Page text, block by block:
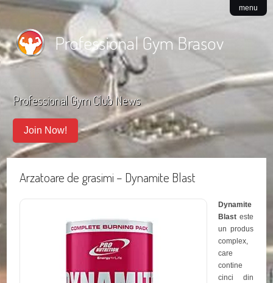
menu
Professional Gym Brasov
Professional Gym Club News
Join Now!
Arzatoare de grasimi – Dynamite Blast
Dynamite
Blast este
un produs
complex,
care
contine
cinci din